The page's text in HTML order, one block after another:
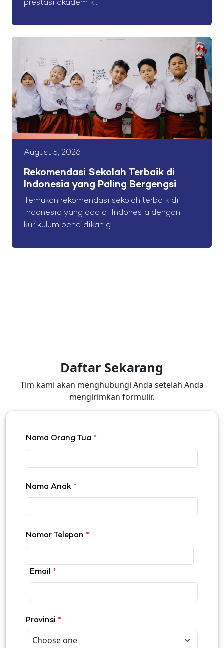
prestasi akademik...
August 5, 2026
Rekomendasi Sekolah Terbaik di
Indonesia yang Paling Bergengsi
Temukan rekomendasi sekolah terbaik di
Indonesia yang ada di Indonesia dengan
kurikulum pendidikan g...
Daftar Sekarang
Tim kami akan menghubungi Anda setelah Anda
mengirimkan formulir.
Nama Orang Tua *
Nama Anak *
Nomor Telepon *
Email *
Provinsi *